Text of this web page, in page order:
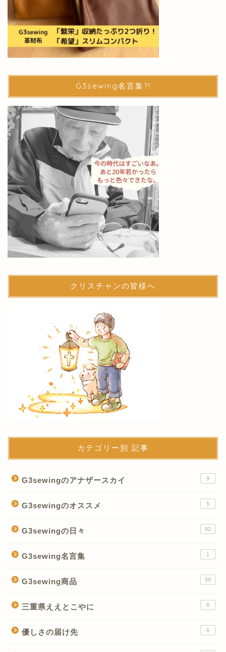
G3sewing名言集?!
クリスチャンの皆様へ
カテゴリー別 記事
G3sewingのアナザースカイ 9
G3sewingのオススメ 5
G3sewingの日々 92
G3sewing名言集 1
G3sewing商品 59
三重県ええとこやに 8
優しさの届け先 6